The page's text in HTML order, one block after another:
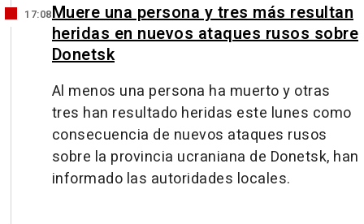
17:08Muere una persona y tres más resultan
heridas en nuevos ataques rusos sobre
Donetsk
Al menos una persona ha muerto y otras
tres han resultado heridas este lunes como
consecuencia de nuevos ataques rusos
sobre la provincia ucraniana de Donetsk, han
informado las autoridades locales.